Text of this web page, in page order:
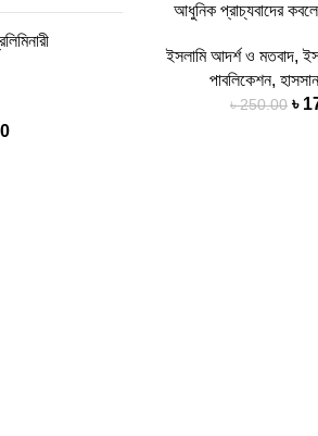
আধুনিক প্রাচ্যবাদের
ইসলামি আদর্শ ও মতবাদ,
পাবলিকেশন,
৳250.00 ৳